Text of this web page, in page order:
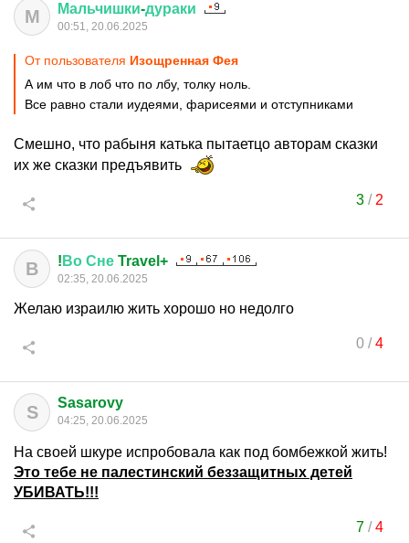
М Мальчишки-дураки
00:51, 20.06.2025
От пользователя Изощренная Фея
А им что в лоб что по лбу, толку ноль.
Все равно стали иудеями, фарисеями и отступниками
Смешно, что рабыня катька пытаетцо авторам сказки
их же сказки предъявить
3/ 2
В ! Во Сне Travel+
02:35, 20.06.2025
Желаю израилю жить хорошо но недолго
0/4
S Sasarovy
04:25, 20.06.2025
На своей шкуре испробовала как под бомбежкой жить!
Это тебе не палестинский беззащитных детей
УБИВАТЬ!!!
7/4